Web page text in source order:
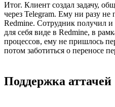
Итог. Клиент создал задачу,
через Telegram. Ему ни разу не
Redmine. Сотрудник получил
для себя виде в Redmine, в
процессов, ему не пришлось
потом заботиться о переносе
Поддержка аттачей